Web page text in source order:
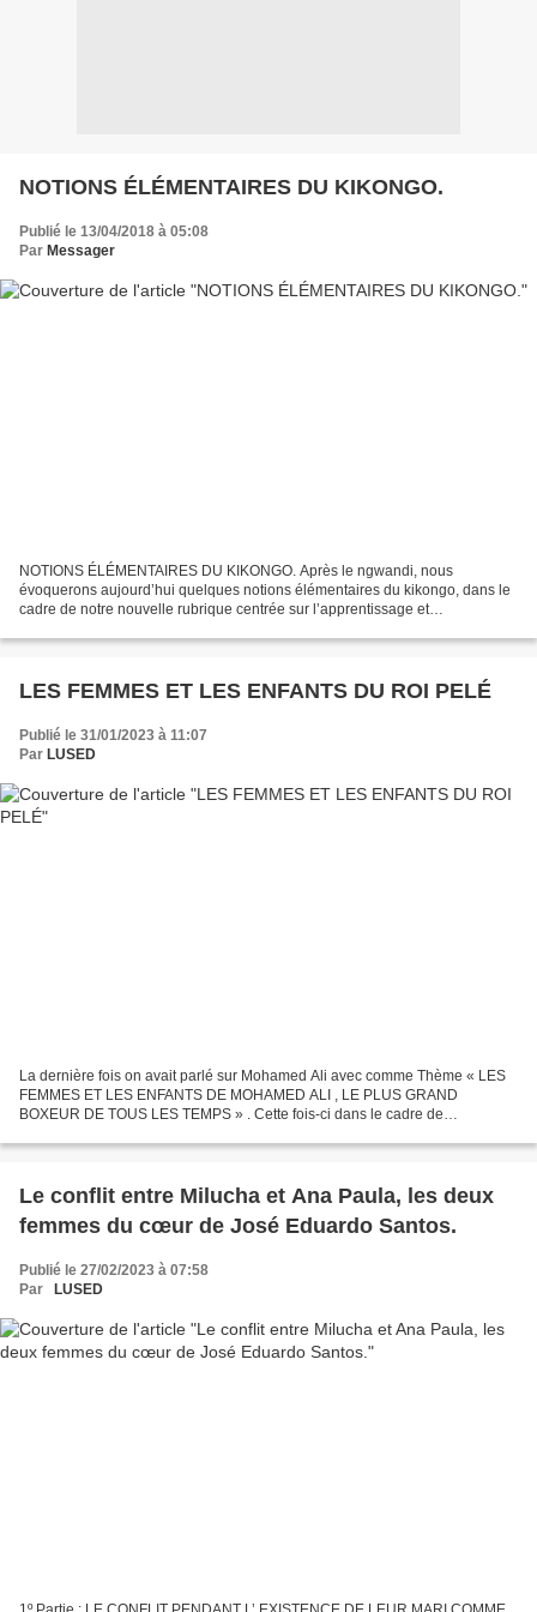
NOTIONS ÉLÉMENTAIRES DU KIKONGO.
Publié le 13/04/2018 à 05:08
Par Messager
NOTIONS ÉLÉMENTAIRES DU KIKONGO. Après le ngwandi, nous
évoquerons aujourd’hui quelques notions élémentaires du kikongo, dans le
cadre de notre nouvelle rubrique centrée sur l’apprentissage et
LES FEMMES ET LES ENFANTS DU ROI PELÉ
Publié le 31/01/2023 à 11:07
Par LUSED
La dernière fois on avait parlé sur Mohamed Ali avec comme Thème « LES
FEMMES ET LES ENFANTS DE MOHAMED ALI , LE PLUS GRAND
BOXEUR DE TOUS LES TEMPS » . Cette fois-ci dans le cadre de
ENFANTS...
Le conflit entre Milucha et Ana Paula, les deux
femmes du cœur de José Eduardo Santos.
Publié le 27/02/2023 à 07:58
Par
LUSED